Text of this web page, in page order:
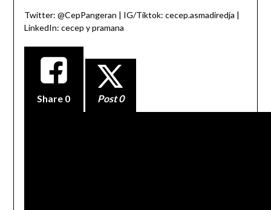
Twitter: @CepPangeran | IG/Tiktok: cecep.asmadiredja |
LinkedIn: cecep y pramana
Share 0 Post 0